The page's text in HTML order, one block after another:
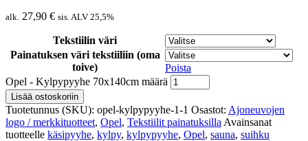
alk. 27,90 € sis. ALV 25,5%
Tekstiilin väri
Painatuksen väri tekstiiliin (oma
toive)
Poista
Opel - Kylpypyyhe 70x140cm määrä
Lisää ostoskoriin
Tuotetunnus (SKU): opel-kylpypyyhe-1-1 Osastot: Ajoneuvojen
logo / merkkituotteet, Opel, Tekstiilit painatuksilla Avainsanat
tuotteelle käsipyyhe, kylpy, kylpypyyhe, Opel, sauna, suihku